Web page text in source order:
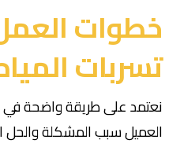
خطوات
تسربات
نعتمد على طريقة واضحة
العميل سبب المشكلة والحل